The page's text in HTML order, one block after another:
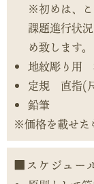
※初めは、こ
課題進行状
め致します。
地紋彫り用
定規 直指(
鉛筆
※価格を載せた
スケジュー